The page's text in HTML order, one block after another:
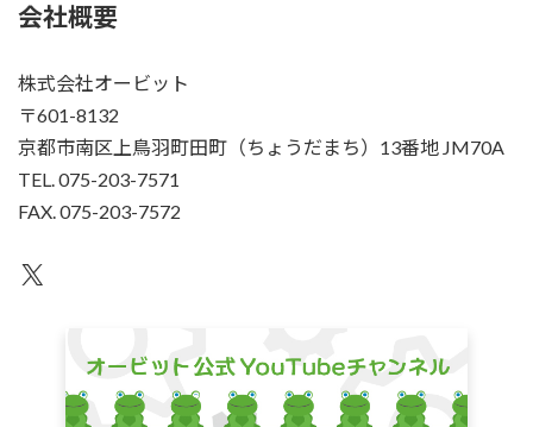
会社概要
株式会社オービット
〒601-8132
京都市南区上鳥羽町田町（ちょうだまち）13番地 JM70A
TEL. 075-203-7571
FAX. 075-203-7572
X